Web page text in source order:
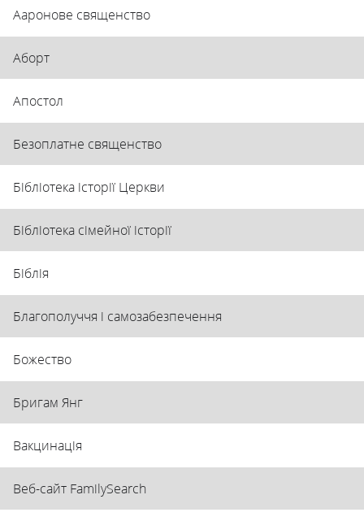
Ааронове священство
Аборт
Апостол
Безоплатне священство
Бібліотека історії Церкви
Бібліотека сімейної історії
Біблія
Благополуччя і самозабезпечення
Божество
Бригам Янг
Вакцинація
Веб-сайт FamilySearch